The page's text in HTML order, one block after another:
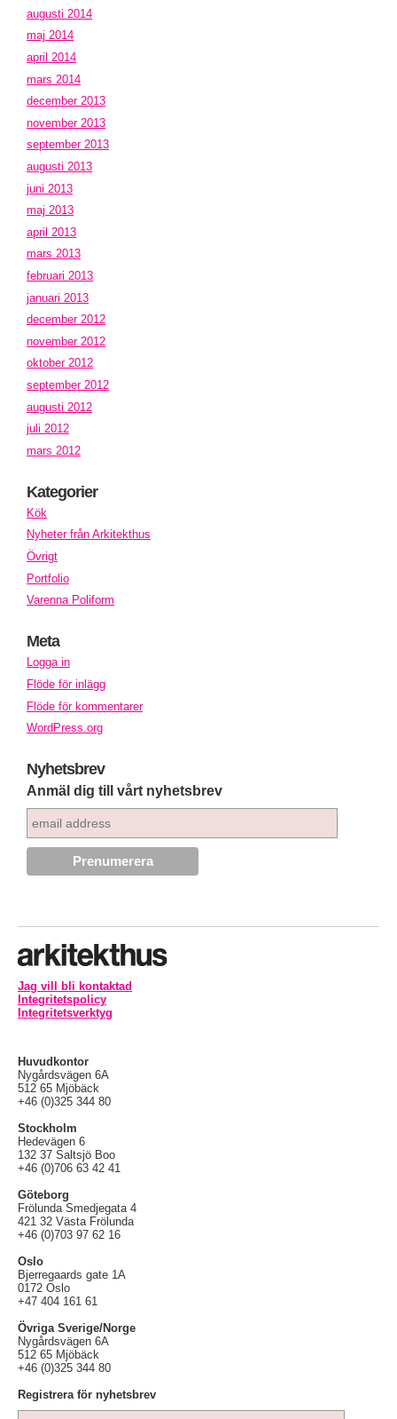
augusti 2014
maj 2014
april 2014
mars 2014
december 2013
november 2013
september 2013
augusti 2013
juni 2013
maj 2013
april 2013
mars 2013
februari 2013
januari 2013
december 2012
november 2012
oktober 2012
september 2012
augusti 2012
juli 2012
mars 2012
Kategorier
Kök
Nyheter från Arkitekthus
Övrigt
Portfolio
Varenna Poliform
Meta
Logga in
Flöde för inlägg
Flöde för kommentarer
WordPress.org
Nyhetsbrev
Anmäl dig till vårt nyhetsbrev
Jag vill bli kontaktad
Integritetspolicy
Integritetsverktyg
Huvudkontor
Nygårdsvägen 6A
512 65 Mjöbäck
+46 (0)325 344 80
Stockholm
Hedevägen 6
132 37 Saltsjö Boo
+46 (0)706 63 42 41
Göteborg
Frölunda Smedjegata 4
421 32 Västa Frölunda
+46 (0)703 97 62 16
Oslo
Bjerregaards gate 1A
0172 Oslo
+47 404 161 61
Övriga Sverige/Norge
Nygårdsvägen 6A
512 65 Mjöbäck
+46 (0)325 344 80
Registrera för nyhetsbrev